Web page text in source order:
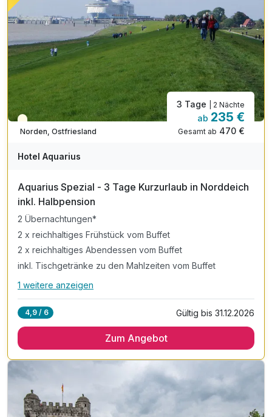
Teilweise ausgelastet
Norden, Ostfriesland
3 Tage | 2 Nächte
ab 235 €
Gesamt ab 470 €
Hotel Aquarius
Aquarius Spezial - 3 Tage Kurzurlaub in Norddeich
inkl. Halbpension
2 Übernachtungen*
2 x reichhaltiges Frühstück vom Buffet
2 x reichhaltiges Abendessen vom Buffet
inkl. Tischgetränke zu den Mahlzeiten vom Buffet
Alle Inklusivleistungen
2 x reichhaltiges Frühstück vom Buffet
inkl. Tischgetränke zu den Mahlzeiten vom Buffet
inkl. Nutzung unseres Schwimmbades
1 weitere anzeigen
4,9 / 6 Gültig bis 31.12.2026
Zum Angebot